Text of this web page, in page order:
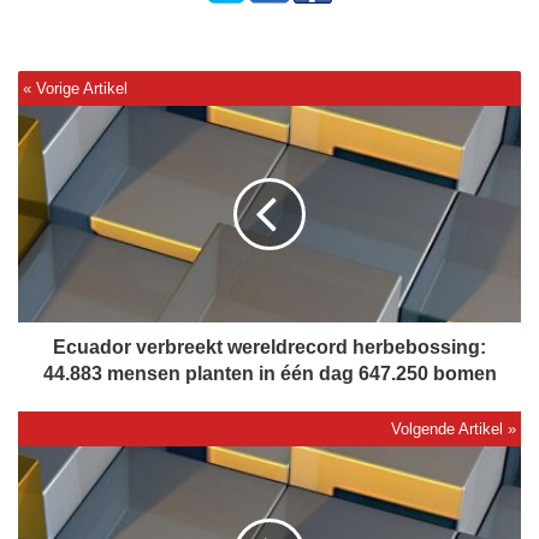
E
c
a
d
o
r
e
e
k
Ecuador verbreekt wereldrecord herbebossing:
44.883 mensen planten in één dag 647.250 bomen
V
I
E